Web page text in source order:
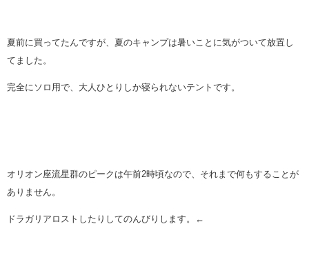
夏前に買ってたんですが、夏のキャンプは暑いことに気がついて放置し
てました。
完全にソロ用で、大人ひとりしか寝られないテントです。
オリオン座流星群のピークは午前2時頃なので、それまで何もすることが
ありません。
ドラガリアロストしたりしてのんびりします。←